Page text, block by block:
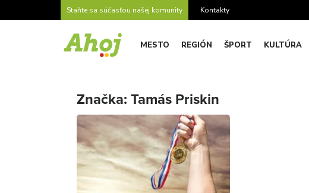
Staňte sa súčasťou našej komunity Kontakty
MESTO REGIÓN ŠPORT KULTÚRA
Značka: Tamás Priskin